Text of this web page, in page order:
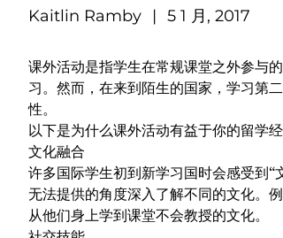
Kaitlin Ramby | 5 1 月, 2017
课外活动是指学生在常规课堂之外参与
习。然而，在来到陌生的国家，学习第二
性。
以下是为什么课外活动有益于你的留学
文化融合
许多国际学生初到新学习国时会感受到“
无法提供的角度深入了解不同的文化。
从他们身上学到课堂不会教授的文化。